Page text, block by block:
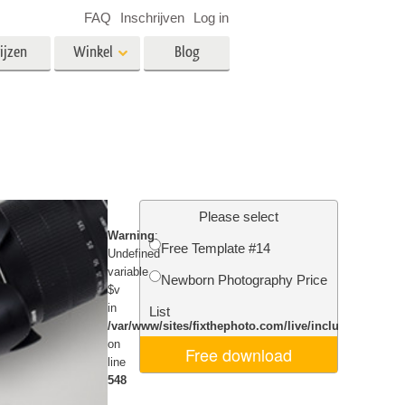
Foto Restauratie
Winkel Blog
FAQ Inschrijven Log in
Please select
Free Template #14
Newborn Photography Price
List
Free download
Warning:
Undefined
variable
$v
in
/var/www/sites/fixthephoto.com/live/includes/
on
line
548